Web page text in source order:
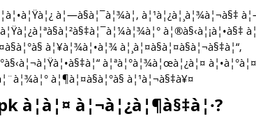
à¦—à§à¦¯à¦¾à¦‚ à¦¹à¦¿à¦¸à¦¾à¦¬à§‡
à¦®à§‹à¦¡à¦•à§‡
à¦¥à¦¾à¦•à¦¾ à¦¸à¦¤à§à¦¤à§à¦¬à§‡à¦“,
à¦ªà¦°à¦¾à¦œà¦¿à¦¤
à¦¶à¦¤à§à¦°à§ à¦¹à¦¬à§‡à¥¤
à¦¬à¦¿à¦¶à§‡à¦·?